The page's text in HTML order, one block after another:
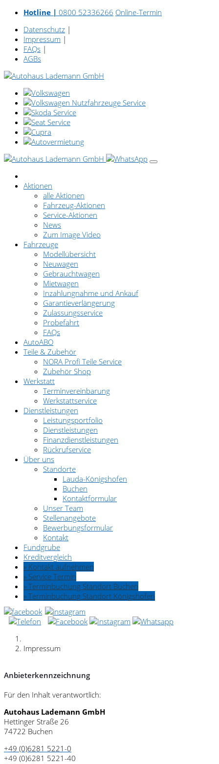
Hotline | 0800 52336266 Online-Termin
Datenschutz |
Impressum |
FAQs |
AGBs
Aktionen
alle Aktionen
Fahrzeug-Aktionen
Service-Aktionen
News
Zum Image Video
Fahrzeuge
Modellübersicht
Neuwagen
Gebrauchtwagen
Mietwagen
Inzahlungnahme und Ankauf
Garantieverlängerung
Zulassungsservice
Probefahrt
FAQs
AutoABO
Teile & Zubehör
NORA Profi Teile Service
Zubehör Shop
Werkstatt
Terminvereinbarung
Werkstattservice
Dienstleistungen
Leistungsportfolio
Dienstleistungen
Finanzdienstleistungen
Rückrufservice
Über uns
Standorte
Lauda-Königshofen
Buchen
Kontaktformular
Unser Team
Stellenangebote
Bewerbungsformular
Kontakt
Fundgrube
Kreditvergleich
» Kontakt aufnehmen
» Service Termin
» Terminbuchung Standort Buchen
» Terminbuchung Standort Königshofen
Impressum
Anbieterkennzeichnung
Für den Inhalt verantwortlich:
Autohaus Lademann GmbH
Hettinger Straße 26
74722 Buchen
+49 (0)6281 5221-0
+49 (0)6281 5221-40